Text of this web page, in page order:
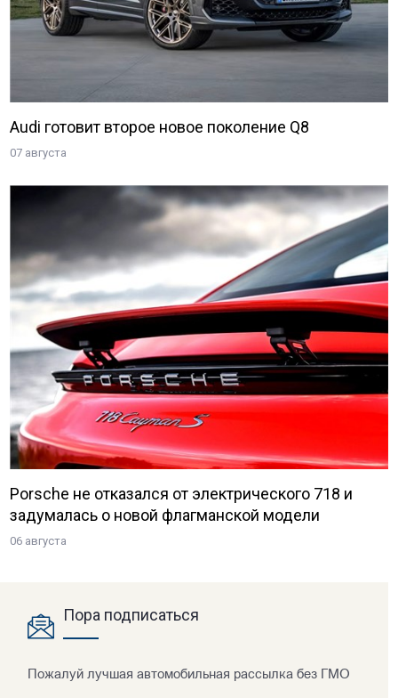
Audi готовит второе новое поколение Q8
07 августа
Porsche не отказался от электрического 718 и
задумалась о новой флагманской модели
06 августа
Пора подписаться
Пожалуй лучшая автомобильная рассылка без ГМО